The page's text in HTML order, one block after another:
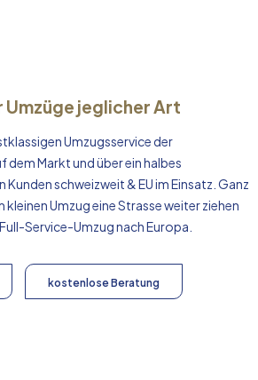
Umzüge jeglicher Art
Umzugsservice der
dem Markt und über ein halbes
Kunden schweizweit & EU im Einsatz. Ganz
kleinen Umzug eine Strasse weiter ziehen
Service-Umzug nachEuropa
kostenlose Beratung